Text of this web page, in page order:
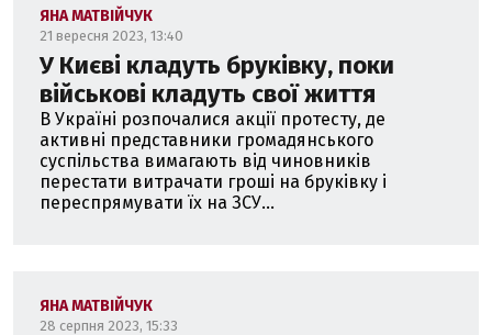
ЯНА МАТВІЙЧУК
21 вересня 2023, 13:40
У Києві кладуть бруківку, поки
військові кладуть свої життя
В Україні розпочалися акції протесту, де
активні представники громадянського
суспільства вимагають від чиновників
перестати витрачати гроші на бруківку і
переспрямувати їх на ЗСУ...
ЯНА МАТВІЙЧУК
28 серпня 2023, 15:33